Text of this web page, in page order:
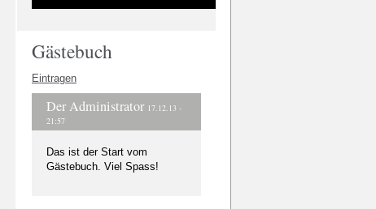
Gästebuch
Eintragen
Der Administrator 17.12.13 -
21:57
Das ist der Start vom
Gästebuch. Viel Spass!